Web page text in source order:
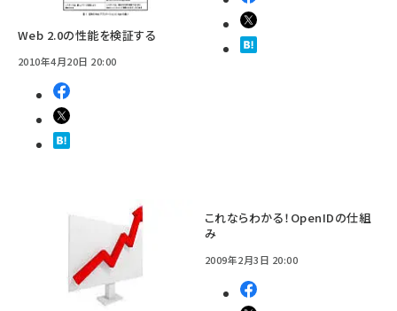
Web 2.0の性能を検証する
2010年4月20日 20:00
これならわかる！OpenIDの仕組
み
2009年2月3日 20:00